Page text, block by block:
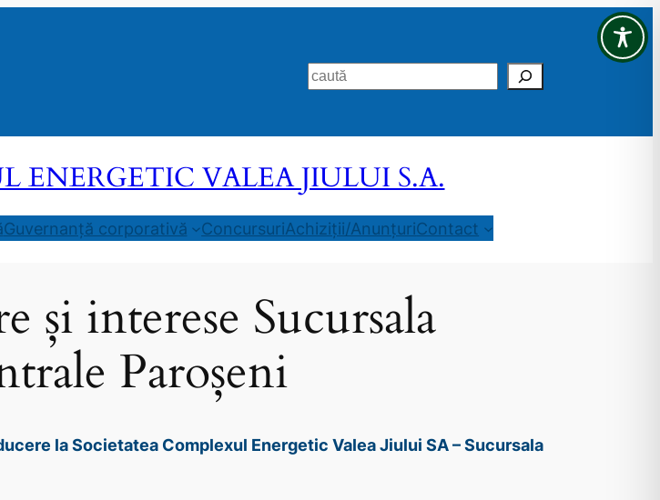
Search
ENERGETIC VALEA JIULUI S.A.
Guvernanță corporativă ConcursuriAchiziții/AnunțuriContact
și interese Sucursala
Paroșeni
la Societatea Complexul Energetic Valea Jiului SA – Sucursala